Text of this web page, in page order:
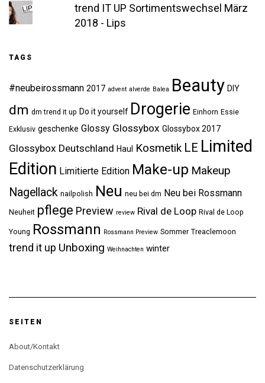
trend IT UP Sortimentswechsel März
2018 - Lips
TAGS
#neubeirossmann 2017 advent alverde Balea Beauty DIY
dm dm trend it up Do it yourself Drogerie Einhorn Essie
Exklusiv geschenke Glossy Glossybox Glossybox 2017
Glossybox Deutschland Haul Kosmetik LE Limited
Edition Limitierte Edition Make-up Makeup
Nagellack nailpolish Neu neu bei dm Neu bei Rossmann
Neuheit pflege Preview review Rival de Loop Rival de Loop
Young Rossmann Rossmann Preview Sommer Treaclemoon
trend it up Unboxing Weihnachten winter
SEITEN
About/Kontakt
Datenschutzerklärung